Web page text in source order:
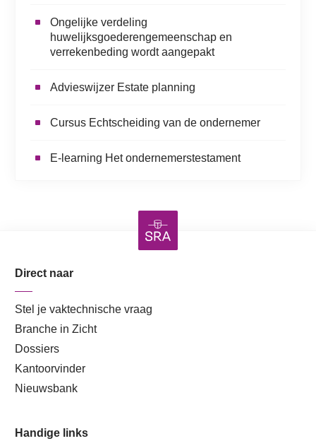
Ongelijke verdeling
huwelijksgoederengemeenschap en
verrekenbeding wordt aangepakt
Advieswijzer Estate planning
Cursus Echtscheiding van de ondernemer
E-learning Het ondernemerstestament
Direct naar
Stel je vaktechnische vraag
Branche in Zicht
Dossiers
Kantoorvinder
Nieuwsbank
Handige links